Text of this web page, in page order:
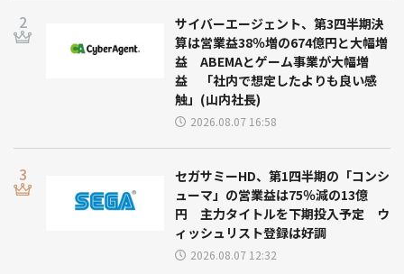
サイバーエージェント、第3四半期決
算は営業益38％増の674億円と大幅増
益 ABEMAとゲーム事業が大幅増
益 「社内で想定したよりも良い感
触」(山内社長)
2026.08.07 16:58
セガサミーHD、第1四半期の「コンシ
ューマ」の営業益は75％減の13億
円 主力タイトルを下期投入予定 ウ
ィッシュリスト登録は好調
2026.08.07 12:32